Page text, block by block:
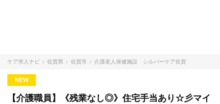
ケア求人ナビ 佐賀県 佐賀市 介護老人保健施設 シルバーケア佐賀
NEW
【介護職員】《残業なし◎》住宅手当あり☆彡マイ